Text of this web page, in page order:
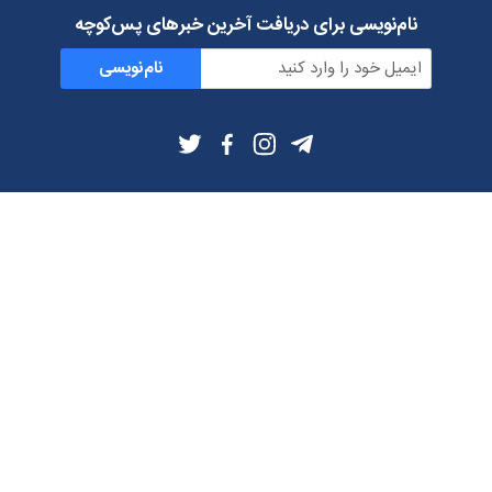
نام‌نویسی برای دریافت آخرین خبرهای پس‌کوچه
نام‌نویسی